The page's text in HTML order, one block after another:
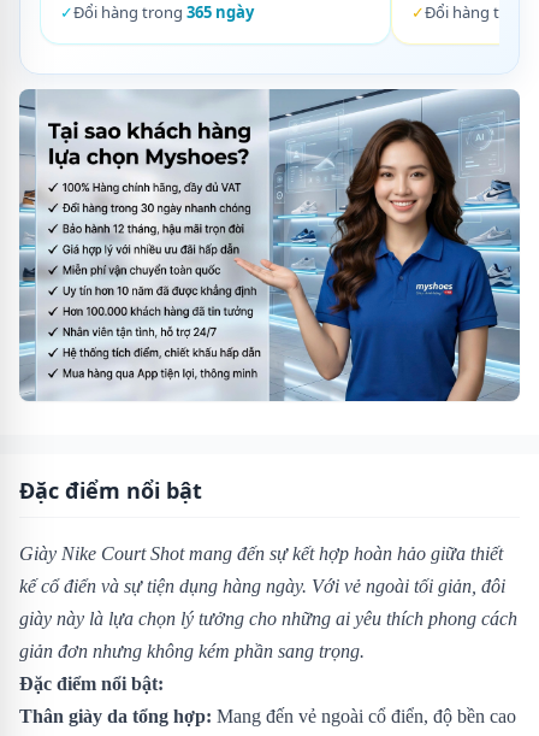
✓Đổi hàng trong 365 ngày
✓Đổi hàng trong
Đặc điểm nổi bật
Giày Nike Court Shot mang đến sự kết hợp hoàn hảo giữa thiết
kế cổ điển và sự tiện dụng hàng ngày. Với vẻ ngoài tối giản, đôi
giày này là lựa chọn lý tưởng cho những ai yêu thích phong cách
giản đơn nhưng không kém phần sang trọng.
Đặc điểm nổi bật:
Thân giày da tổng hợp: Mang đến vẻ ngoài cổ điển, độ bền cao